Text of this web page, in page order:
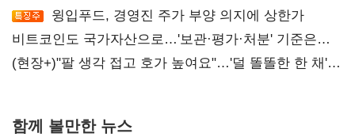
윙입푸드, 경영진 주가 부양 의지에 상한가
비트코인도 국가자산으로…'보관·평가·처분' 기준은
숙제
(현장+)"팔 생각 접고 호가 높여요"…'덜 똘똘한 한 채'
함께 볼만한 뉴스